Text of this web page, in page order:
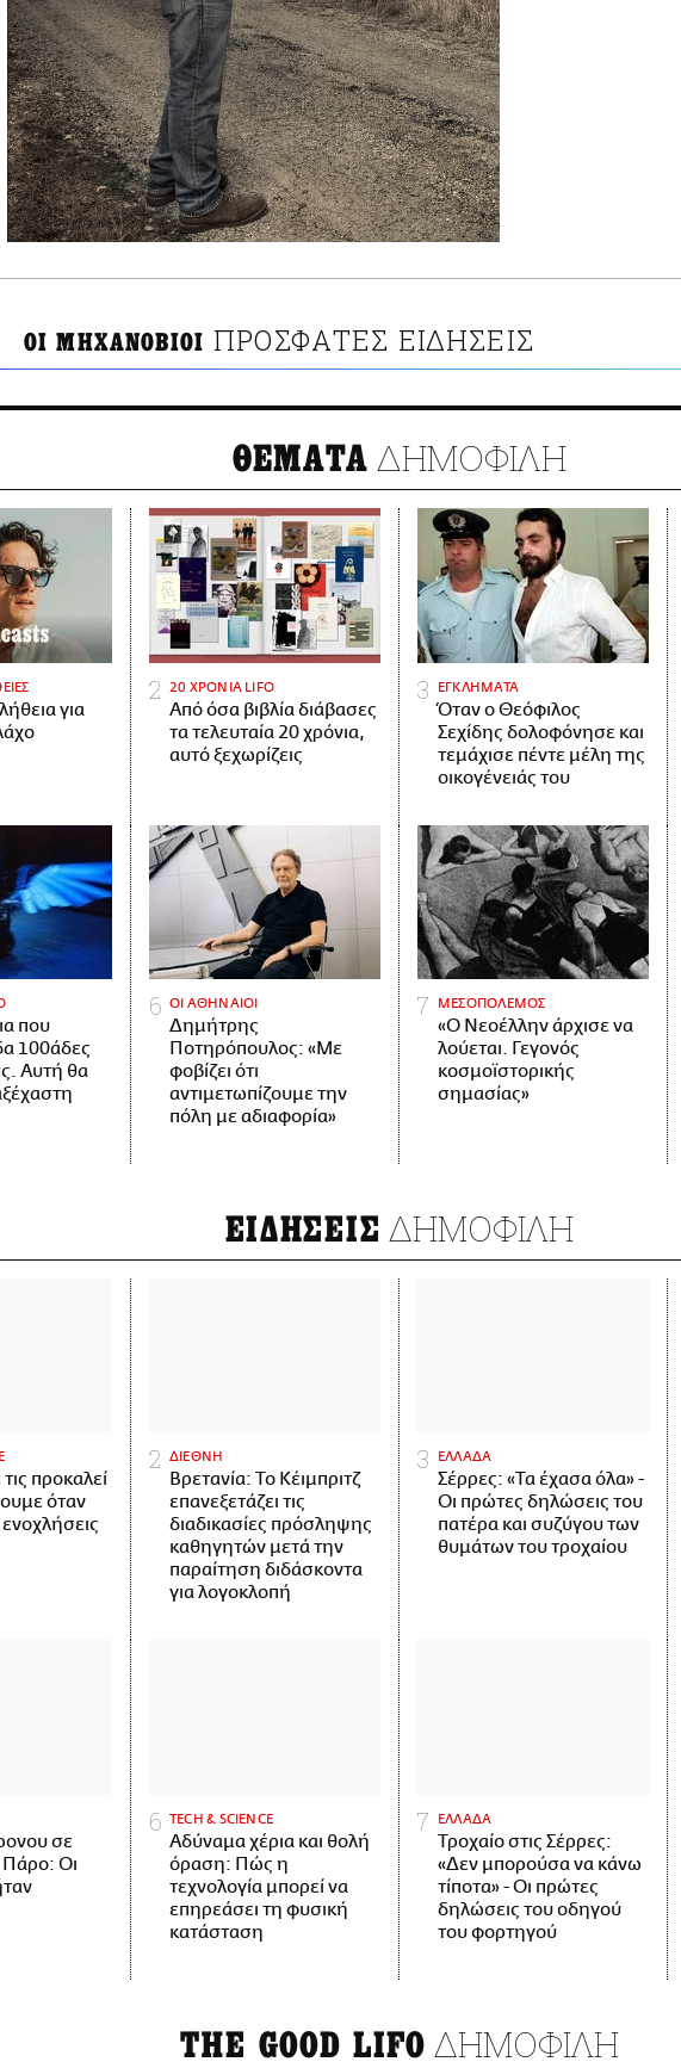
ΟΙ ΜΗΧΑΝΟΒΙΟΙ ΠΡΟΣΦΑΤΕΣ ΕΙΔΗΣΕΙΣ
ΘΕΜΑΤΑ ΔΗΜΟΦΙΛΗ
για
20 ΧΡΟΝΙΑ LIFO
Από όσα βιβλία διάβασες
τα τελευταία 20 χρόνια,
αυτό ξεχωρίζεις
ΕΓΚΛΗΜΑΤΑ
Όταν ο Θεόφιλος
Σεχίδης δολοφόνησε και
τεμάχισε πέντε μέλη της
οικογένειάς του
που
100άδες
Αυτή θα
ΟΙ ΑΘΗΝΑΙΟΙ
Δημήτρης
Ποτηρόπουλος: «Με
φοβίζει ότι
αντιμετωπίζουμε την
πόλη με αδιαφορία»
ΜΕΣΟΠΟΛΕΜΟΣ
«Ο Νεοέλλην άρχισε να
λούεται. Γεγονός
κοσμοϊστορικής
σημασίας»
ΕΙΔΗΣΕΙΣ ΔΗΜΟΦΙΛΗ
προκαλεί
όταν
ΔΙΕΘΝΗ
Βρετανία: Το Κέιμπριτζ
επανεξετάζει τις
διαδικασίες πρόσληψης
καθηγητών μετά την
παραίτηση διδάσκοντα
για λογοκλοπή
ΕΛΛΑΔΑ
Σέρρες: «Τα έχασα όλα» -
Οι πρώτες δηλώσεις του
πατέρα και συζύγου των
θυμάτων του τροχαίου
σε
Πάρο: Οι
ΤECH & SCIENCE
Αδύναμα χέρια και θολή
όραση: Πώς η
τεχνολογία μπορεί να
επηρεάσει τη φυσική
κατάσταση
ΕΛΛΑΔΑ
Τροχαίο στις Σέρρες:
«Δεν μπορούσα να κάνω
τίποτα» - Οι πρώτες
δηλώσεις του οδηγού
του φορτηγού
THE GOOD LIFO ΔΗΜΟΦΙΛΗ